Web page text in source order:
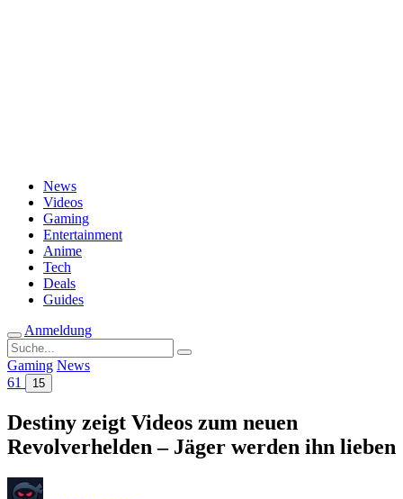
News
Videos
Gaming
Entertainment
Anime
Tech
Deals
Guides
Anmeldung
Suche
nach:
Gaming News
61
15
Destiny zeigt Videos zum neuen
Revolverhelden – Jäger werden ihn lieben